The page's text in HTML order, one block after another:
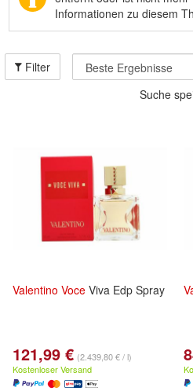
Informationen zu diesem
Filter
Suche
Valentino Voce Viva Edp Spray
121,99 € (2.439,80 € / l)
Kostenloser Versand